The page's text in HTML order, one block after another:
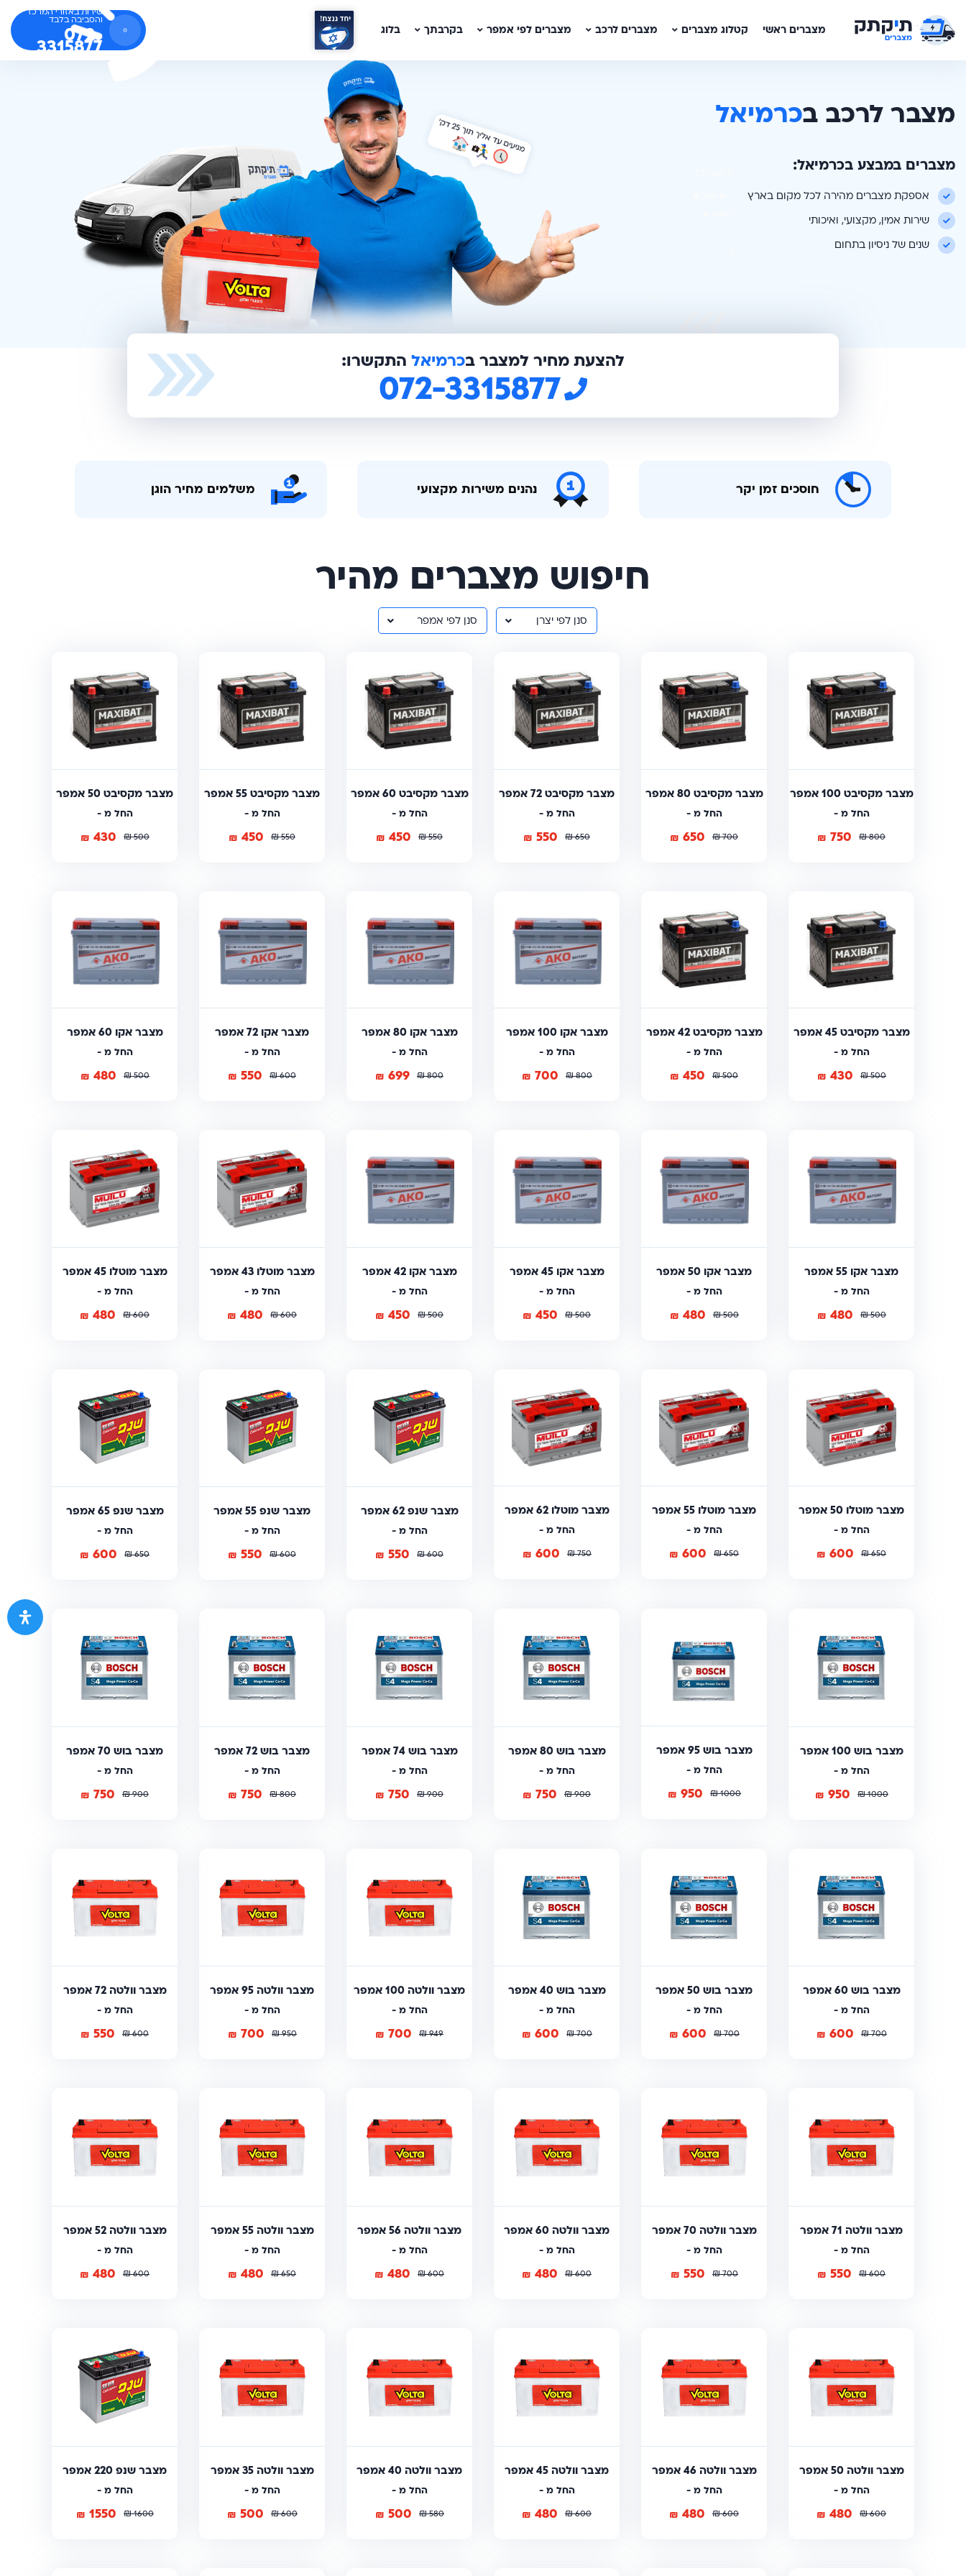
מצברים ראשי קטלוג מצברים מצברים לרכב מצברים לפי אמפר בקרבתך בלוג
שירות באזורי המרכז
והסביבה בלבד
072-
3315877
מצבר לרכב בכרמיאל
מצברים במבצע בכרמיאל:
אספקת מצברים מהירה לכל מקום בארץ
שירות אמין, מקצועי, ואיכותי
שנים של ניסיון בתחום
להצעת מחיר למצבר בכרמיאל התקשרו:
072-3315877
חוסכים זמן יקר נהנים משירות מקצועי משלמים מחיר הוגן
חיפוש מצברים מהיר
סנן לפי יצרן סנן לפי אמפר
מצבר מקסיבט 100 אמפר
החל מ -
800
₪
750
₪
מצבר מקסיבט 80 אמפר
החל מ -
700
₪
650
₪
מצבר מקסיבט 72 אמפר
החל מ -
650
₪
550
₪
מצבר מקסיבט 60 אמפר
החל מ -
550
₪
450
₪
מצבר מקסיבט 55 אמפר
החל מ -
550
₪
450
₪
מצבר מקסיבט 50 אמפר
החל מ -
500
₪
430
₪
מצבר מקסיבט 45 אמפר
החל מ -
500
₪
430
₪
מצבר מקסיבט 42 אמפר
החל מ -
500
₪
450
₪
מצבר אקו 100 אמפר
החל מ -
800
₪
700
₪
מצבר אקו 80 אמפר
החל מ -
800
₪
699
₪
מצבר אקו 72 אמפר
החל מ -
600
₪
550
₪
מצבר אקו 60 אמפר
החל מ -
500
₪
480
₪
מצבר אקו 55 אמפר
החל מ -
500
₪
480
₪
מצבר אקו 50 אמפר
החל מ -
500
₪
480
₪
מצבר אקו 45 אמפר
החל מ -
500
₪
450
₪
מצבר אקו 42 אמפר
החל מ -
500
₪
450
₪
מצבר מוטלו 43 אמפר
החל מ -
600
₪
480
₪
מצבר מוטלו 45 אמפר
החל מ -
600
₪
480
₪
מצבר מוטלו 50 אמפר
החל מ -
650
₪
600
₪
מצבר מוטלו 55 אמפר
החל מ -
650
₪
600
₪
מצבר מוטלו 62 אמפר
החל מ -
750
₪
600
₪
מצבר שנפ 62 אמפר
החל מ -
600
₪
550
₪
מצבר שנפ 55 אמפר
החל מ -
600
₪
550
₪
מצבר שנפ 65 אמפר
החל מ -
650
₪
600
₪
מצבר בוש 100 אמפר
החל מ -
1000
₪
950
₪
מצבר בוש 95 אמפר
החל מ -
1000
₪
950
₪
מצבר בוש 80 אמפר
החל מ -
900
₪
750
₪
מצבר בוש 74 אמפר
החל מ -
900
₪
750
₪
מצבר בוש 72 אמפר
החל מ -
800
₪
750
₪
מצבר בוש 70 אמפר
החל מ -
900
₪
750
₪
מצבר בוש 60 אמפר
החל מ -
700
₪
600
₪
מצבר בוש 50 אמפר
החל מ -
700
₪
600
₪
מצבר בוש 40 אמפר
החל מ -
700
₪
600
₪
מצבר וולטה 100 אמפר
החל מ -
949
₪
700
₪
מצבר וולטה 95 אמפר
החל מ -
950
₪
700
₪
מצבר וולטה 72 אמפר
החל מ -
600
₪
550
₪
מצבר וולטה 71 אמפר
החל מ -
600
₪
550
₪
מצבר וולטה 70 אמפר
החל מ -
700
₪
550
₪
מצבר וולטה 60 אמפר
החל מ -
600
₪
480
₪
מצבר וולטה 56 אמפר
החל מ -
600
₪
480
₪
מצבר וולטה 55 אמפר
החל מ -
650
₪
480
₪
מצבר וולטה 52 אמפר
החל מ -
600
₪
480
₪
מצבר וולטה 50 אמפר
החל מ -
600
₪
480
₪
מצבר וולטה 46 אמפר
החל מ -
600
₪
480
₪
מצבר וולטה 45 אמפר
החל מ -
600
₪
480
₪
מצבר וולטה 40 אמפר
החל מ -
580
₪
500
₪
מצבר וולטה 35 אמפר
החל מ -
600
₪
500
₪
מצבר שנפ 220 אמפר
החל מ -
1600
₪
1550
₪